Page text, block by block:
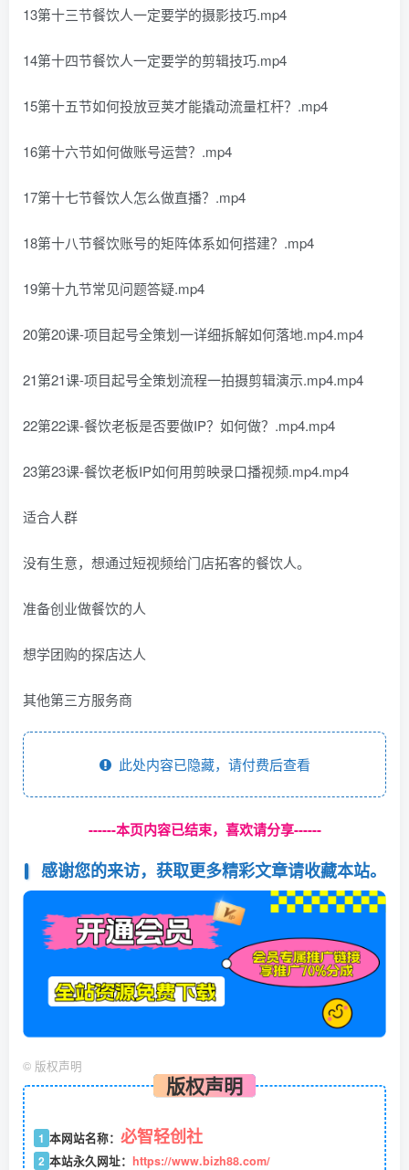
13第十三节餐饮人一定要学的摄影技巧.mp4
14第十四节餐饮人一定要学的剪辑技巧.mp4
15第十五节如何投放豆荚才能撬动流量杠杆？.mp4
16第十六节如何做账号运营？.mp4
17第十七节餐饮人怎么做直播？.mp4
18第十八节餐饮账号的矩阵体系如何搭建？.mp4
19第十九节常见问题答疑.mp4
20第20课-项目起号全策划一详细拆解如何落地.mp4.mp4
21第21课-项目起号全策划流程一拍摄剪辑演示.mp4.mp4
22第22课-餐饮老板是否要做IP？如何做？.mp4.mp4
23第23课-餐饮老板IP如何用剪映录口播视频.mp4.mp4
适合人群
没有生意，想通过短视频给门店拓客的餐饮人。
准备创业做餐饮的人
想学团购的探店达人
其他第三方服务商
此处内容已隐藏，请付费后查看
------本页内容已结束，喜欢请分享------
感谢您的来访，获取更多精彩文章请收藏本站。
© 版权声明
版权声明
1 本网站名称： 必智轻创社
2 本站永久网址： https://www.bizh88.com/